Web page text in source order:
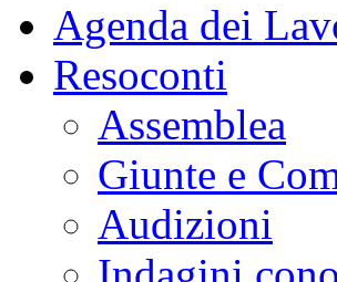
Agenda dei
Resoconti
Assemblea
Giunte e
Audizioni